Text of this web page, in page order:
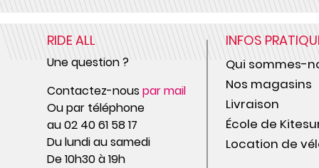
RIDE ALL
Une question ?
Contactez-nouspar mail
Ou par téléphone
au 02 40 61 58 17
Du lundi au samedi
De 10h30 à 19h
INFOS
Qui sommes-
Nos magasins
Livraison
École de
Location de